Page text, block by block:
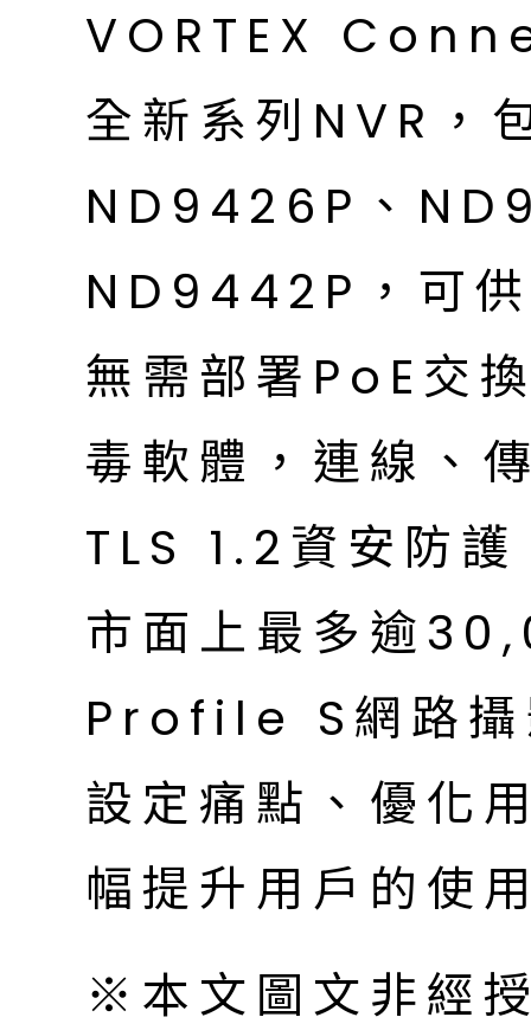
VORTEX
全新系列NVR，
ND9426P、
ND9442P，可
無需部署PoE交
毒軟體，連線、
TLS 1.2資安防
市面上最多逾
Profile S網路攝
設定痛點、優化
幅提升用戶的使
※本文圖文非經